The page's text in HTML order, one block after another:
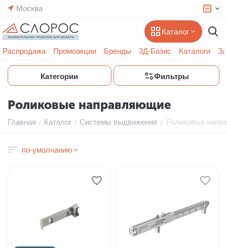
Москва
Каталог
Распродажа Промоакции Бренды 3Д-Базис Каталоги
Категории Фильтры
Роликовые направляющие
Главная / Каталог / Системы выдвижения / Роликовые
по-умолчанию